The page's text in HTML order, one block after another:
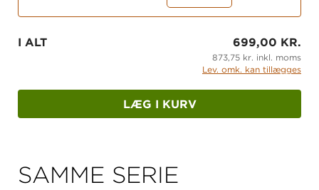
I ALT 699,00 KR.
873,75 kr. inkl. moms
Lev. omk. kan tillægges
LÆG I KURV
SAMME SERIE